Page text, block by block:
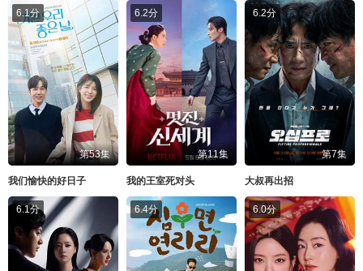
6.1分
第53集
我们愉快的好日子
6.2分
第11集
我的王室死对头
6.2分
第7集
大叔再出招
6.1分 6.4分 6.0分